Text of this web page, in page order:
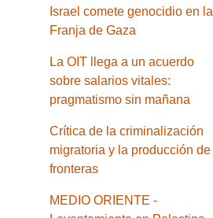
Israel comete genocidio en la
Franja de Gaza
La OIT llega a un acuerdo
sobre salarios vitales:
pragmatismo sin mañana
Crítica de la criminalización
migratoria y la producción de
fronteras
MEDIO ORIENTE -